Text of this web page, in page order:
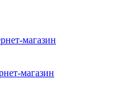
магазин
магазин